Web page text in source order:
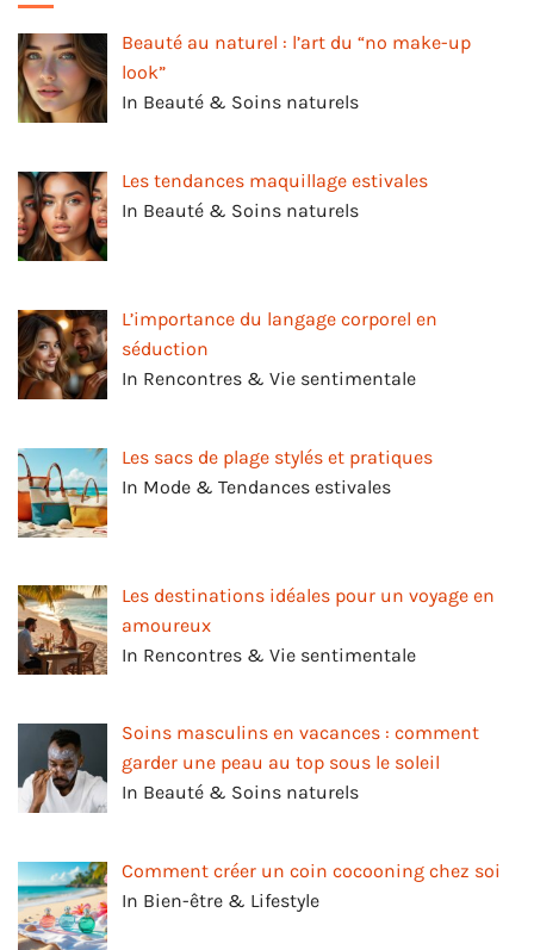
Beauté au naturel : l’art du “no make-up
look”
In Beauté & Soins naturels
Les tendances maquillage estivales
In Beauté & Soins naturels
L’importance du langage corporel en
séduction
In Rencontres & Vie sentimentale
Les sacs de plage stylés et pratiques
In Mode & Tendances estivales
Les destinations idéales pour un voyage en
amoureux
In Rencontres & Vie sentimentale
Soins masculins en vacances : comment
garder une peau au top sous le soleil
In Beauté & Soins naturels
Comment créer un coin cocooning chez soi
In Bien-être & Lifestyle